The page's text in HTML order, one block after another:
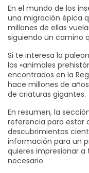
En el mundo de los
una migración épica
millones de ellas
siguiendo un camino
Si te interesa la
los «animales
encontrados en la
hace millones de
de criaturas gigantes.
En resumen, la
referencia para estar
descubrimientos
información para un
quieres impresionar
necesario.